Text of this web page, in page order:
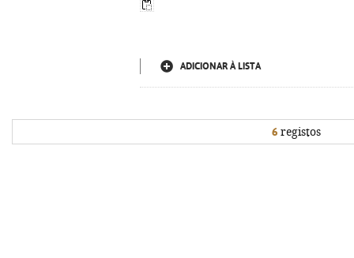
ADICIONAR À LISTA
6 registos